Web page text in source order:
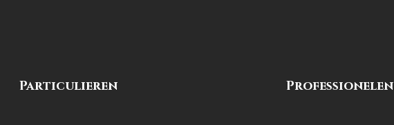
Particulieren Professionelen